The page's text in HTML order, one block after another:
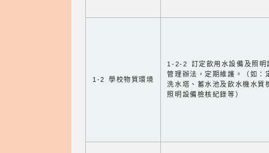
1-2 學校物質環境
1-2-2 訂定飲用水設備及照明
管理辦法，定期維護。（如：
洗水塔、蓄水池及飲水機水質
照明設備檢核紀錄等）